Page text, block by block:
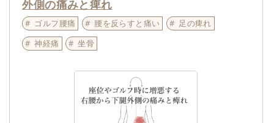
外側の痛みと痺れ
ゴルフ腰痛 腰を反らすと痛い
足の痺れ
神経痛
坐骨